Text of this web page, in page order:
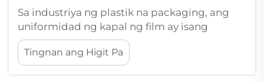
Sa industriya ng plastik na packaging, ang
uniformidad ng kapal ng film ay isang
mahalagang tagapagpahiwatig ng kalidad
ng blown film. Ang hindi pantay na kapal ay
maaaring magdulot ng mababang
Tingnan ang Higit Pa